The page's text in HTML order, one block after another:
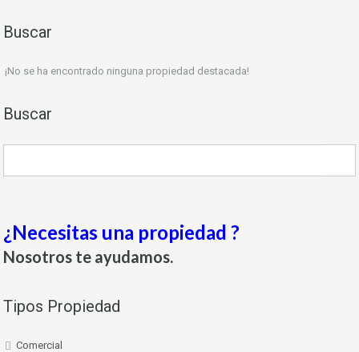
Buscar
¡No se ha encontrado ninguna propiedad destacada!
Buscar
¿Necesitas una propiedad ?
Nosotros te ayudamos.
Tipos Propiedad
Comercial